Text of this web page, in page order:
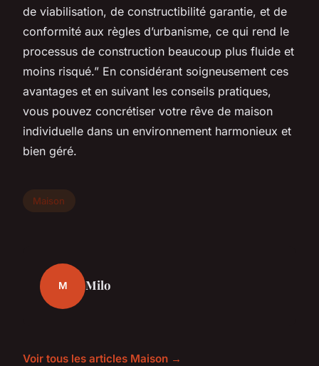
de viabilisation, de constructibilité garantie, et de
conformité aux règles d’urbanisme, ce qui rend le
processus de construction beaucoup plus fluide et
moins risqué.” En considérant soigneusement ces
avantages et en suivant les conseils pratiques,
vous pouvez concrétiser votre rêve de maison
individuelle dans un environnement harmonieux et
bien géré.
Maison
M Milo
Voir tous les articles Maison →